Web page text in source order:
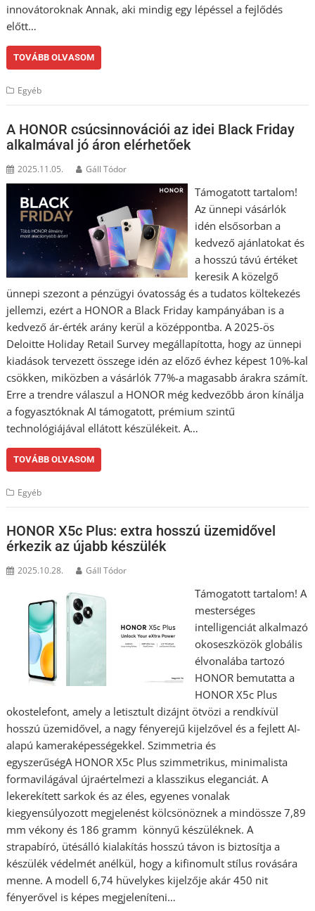
innovátoroknak Annak, aki mindig egy lépéssel a fejlődés
előtt…
TOVÁBB OLVASOM
Egyéb
A HONOR csúcsinnovációi az idei Black Friday
alkalmával jó áron elérhetőek
2025.11.05. Gáll Tódor
Támogatott tartalom!
Az ünnepi vásárlók
idén elsősorban a
kedvező ajánlatokat és
a hosszú távú értéket
keresik A közelgő
ünnepi szezont a pénzügyi óvatosság és a tudatos költekezés
jellemzi, ezért a HONOR a Black Friday kampányában is a
kedvező ár-érték arány kerül a középpontba. A 2025-ös
Deloitte Holiday Retail Survey megállapította, hogy az ünnepi
kiadások tervezett összege idén az előző évhez képest 10%-kal
csökken, miközben a vásárlók 77%-a magasabb árakra számít.
Erre a trendre válaszul a HONOR még kedvezőbb áron kínálja
a fogyasztóknak AI támogatott, prémium szintű
technológiájával ellátott készülékeit. A…
TOVÁBB OLVASOM
Egyéb
HONOR X5c Plus: extra hosszú üzemidővel
érkezik az újabb készülék
2025.10.28. Gáll Tódor
Támogatott tartalom! A
mesterséges
intelligenciát alkalmazó
okoseszközök globális
élvonalába tartozó
HONOR bemutatta a
HONOR X5c Plus
okostelefont, amely a letisztult dizájnt ötvözi a rendkívül
hosszú üzemidővel, a nagy fényerejű kijelzővel és a fejlett AI-
alapú kameraképességekkel. Szimmetria és
egyszerűségA HONOR X5c Plus szimmetrikus, minimalista
formavilágával újraértelmezi a klasszikus eleganciát. A
lekerekített sarkok és az éles, egyenes vonalak
kiegyensúlyozott megjelenést kölcsönöznek a mindössze 7,89
mm vékony és 186 gramm könnyű készüléknek. A
strapabíró, ütésálló kialakítás hosszú távon is biztosítja a
készülék védelmét anélkül, hogy a kifinomult stílus rovására
menne. A modell 6,74 hüvelykes kijelzője akár 450 nit
fényerővel is képes megjeleníteni…